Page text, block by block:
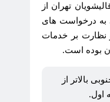
تهران از
به درخواست های
نظارت بر خدمات
بوده است.
بالاتر از